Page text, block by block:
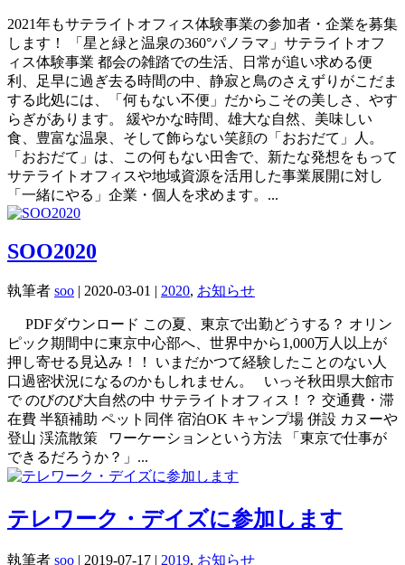
2021年もサテライトオフィス体験事業の参加者・企業を募集
します！ 「星と緑と温泉の360°パノラマ」サテライトオフ
ィス体験事業 都会の雑踏での生活、日常が追い求める便
利、足早に過ぎ去る時間の中、静寂と鳥のさえずりがこだま
する此処には、「何もない不便」だからこその美しさ、やす
らぎがあります。 緩やかな時間、雄大な自然、美味しい
食、豊富な温泉、そして飾らない笑顔の「おおだて」人。
「おおだて」は、この何もない田舎で、新たな発想をもって
サテライトオフィスや地域資源を活用した事業展開に対し
「一緒にやる」企業・個人を求めます。...
SOO2020
執筆者 soo | 2020-03-01 | 2020, お知らせ
PDFダウンロード この夏、東京で出勤どうする？ オリン
ピック期間中に東京中心部へ、世界中から1,000万人以上が
押し寄せる見込み！！ いまだかつて経験したことのない人
口過密状況になるのかもしれません。 いっそ秋田県大館市
で のびのび大自然の中 サテライトオフィス！？ 交通費・滞
在費 半額補助 ペット同伴 宿泊OK キャンプ場 併設 カヌーや
登山 渓流散策 ワーケーションという方法 「東京で仕事が
できるだろうか？」...
テレワーク・デイズに参加します
執筆者 soo | 2019-07-17 | 2019, お知らせ